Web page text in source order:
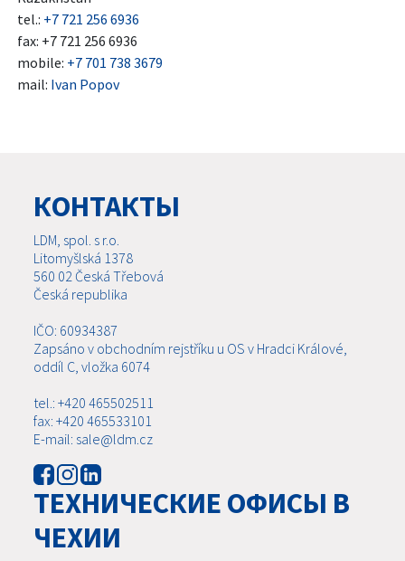
tel.: +7 721 256 6936
fax: +7 721 256 6936
mobile: +7 701 738 3679
mail: Ivan Popov
КОНТАКТЫ
LDM, spol. s r.o.
Litomyšlská 1378
560 02 Česká Třebová
Česká republika
IČO: 60934387
Zapsáno v obchodním rejstříku u OS v Hradci Králové,
oddíl C, vložka 6074
tel.: +420 465502511
fax: +420 465533101
E-mail: sale@ldm.cz
ТЕХНИЧЕСКИЕ ОФИСЫ В
ЧЕХИИ